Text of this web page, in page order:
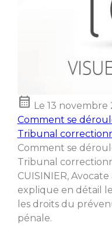
calendar_month Le 13 novembre
Comment se
Tribunal
Comment se
Tribunal
CUISINIER,
explique en détail
les droits du
pénale.